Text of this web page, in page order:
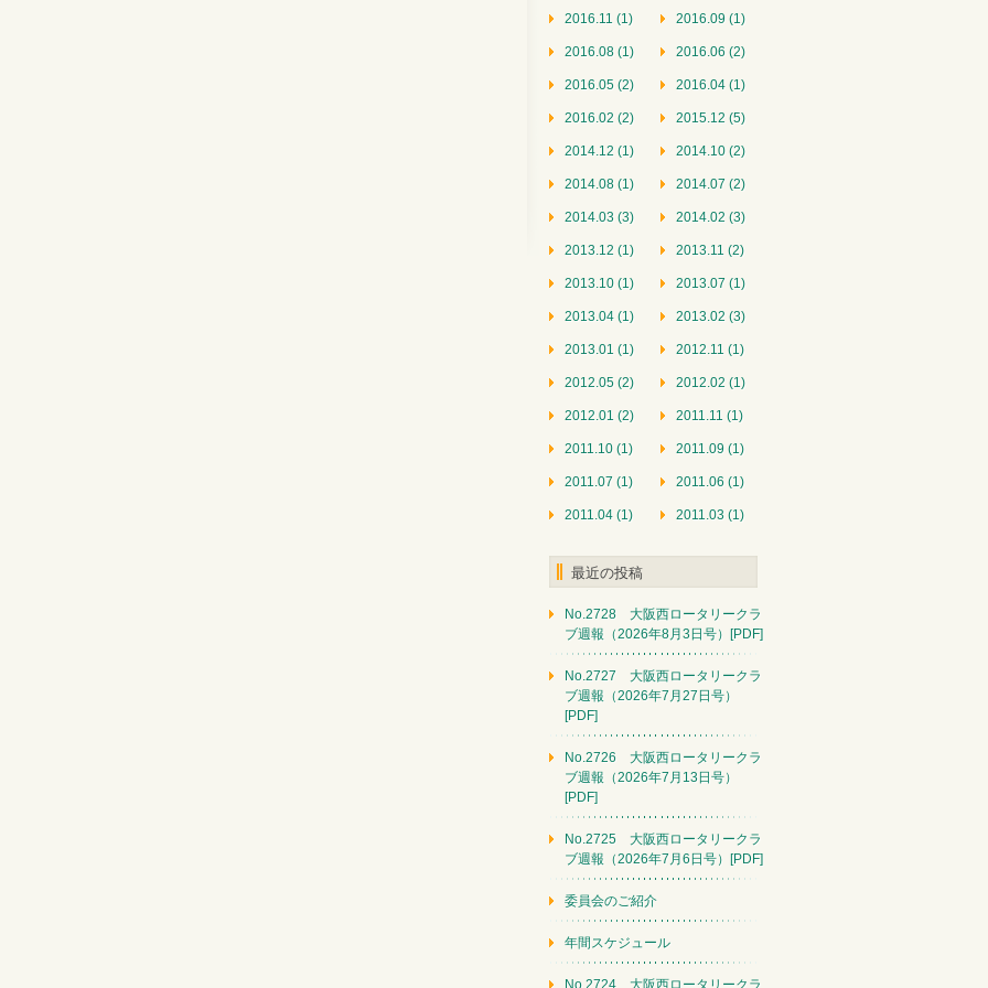
2016.11 (1) 2016.09 (1)
2016.08 (1) 2016.06 (2)
2016.05 (2) 2016.04 (1)
2016.02 (2) 2015.12 (5)
2014.12 (1) 2014.10 (2)
2014.08 (1) 2014.07 (2)
2014.03 (3) 2014.02 (3)
2013.12 (1) 2013.11 (2)
2013.10 (1) 2013.07 (1)
2013.04 (1) 2013.02 (3)
2013.01 (1) 2012.11 (1)
2012.05 (2) 2012.02 (1)
2012.01 (2) 2011.11 (1)
2011.10 (1) 2011.09 (1)
2011.07 (1) 2011.06 (1)
2011.04 (1) 2011.03 (1)
最近の投稿
No.2728 大阪西ロータリークラ
ブ週報（2026年8月3日号）[PDF]
No.2727 大阪西ロータリークラ
ブ週報（2026年7月27日号）
[PDF]
No.2726 大阪西ロータリークラ
ブ週報（2026年7月13日号）
[PDF]
No.2725 大阪西ロータリークラ
ブ週報（2026年7月6日号）[PDF]
委員会のご紹介
年間スケジュール
No.2724 大阪西ロータリークラ